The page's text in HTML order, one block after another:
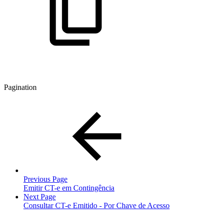
Pagination
Previous Page
Emitir CT-e em Contingência
Next Page
Consultar CT-e Emitido - Por Chave de Acesso